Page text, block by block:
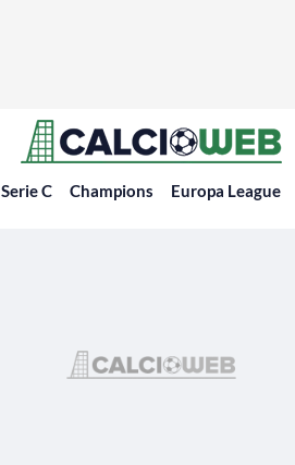
Serie C Champions Europa League